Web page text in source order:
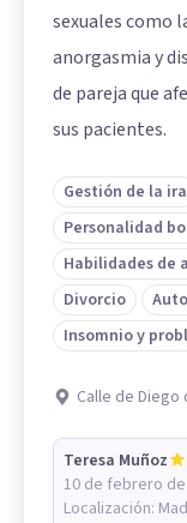
sexuales como
anorgasmia y
de pareja que
sus pacientes.
Gestión de la ira
Personalidad
Habilidades de
Divorcio
Insomnio y
Calle de Diego
Teresa Muñoz
10 de febrero de
Localización: